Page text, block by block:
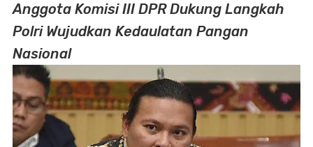
Anggota Komisi III DPR Dukung Langkah
Polri Wujudkan Kedaulatan Pangan
Nasional